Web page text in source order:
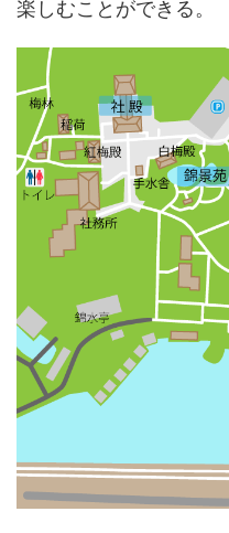
楽しむことができる。